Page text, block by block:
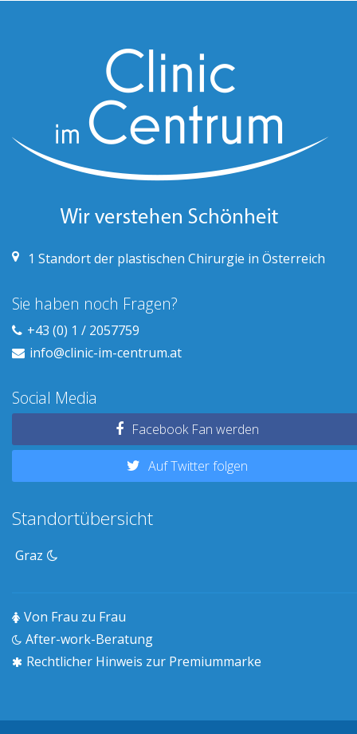
1 Standort der plastischen Chirurgie in Österreich
Sie haben noch Fragen?
+43 (0) 1 / 2057759
info@clinic-im-centrum.at
Social Media
Facebook Fan werden
Auf Twitter folgen
Standortübersicht
Graz
Von Frau zu Frau
After-work-Beratung
Rechtlicher Hinweis zur Premiummarke